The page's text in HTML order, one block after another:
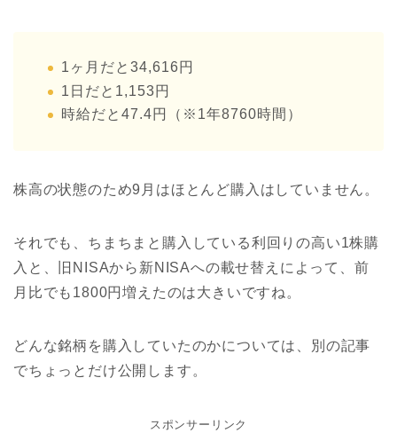
1ヶ月だと34,616円
1日だと1,153円
時給だと47.4円（※1年8760時間）
株高の状態のため9月はほとんど購入はしていません。
それでも、ちまちまと購入している利回りの高い1株購
入と、旧NISAから新NISAへの載せ替えによって、前
月比でも1800円増えたのは大きいですね。
どんな銘柄を購入していたのかについては、別の記事
でちょっとだけ公開します。
スポンサーリンク